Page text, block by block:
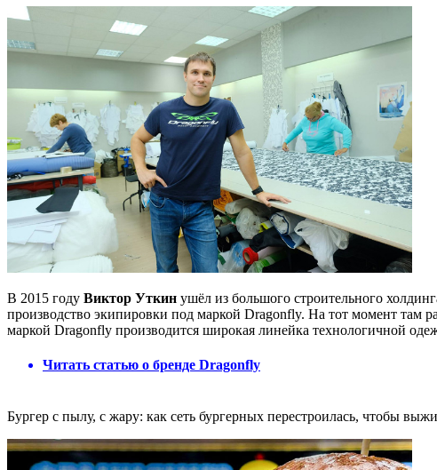
В 2015 году Виктор Уткин ушёл из большого строительного
производство экипировки под маркой Dragonfly. На тот момент там
маркой Dragonfly производится широкая линейка технологичной
Читать статью о бренде Dragonfly
Бургер с пылу, с жару: как сеть бургерных перестроилась, чтобы